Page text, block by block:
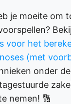
je moeite om
voor het
(met
onder
nemen! 🔢